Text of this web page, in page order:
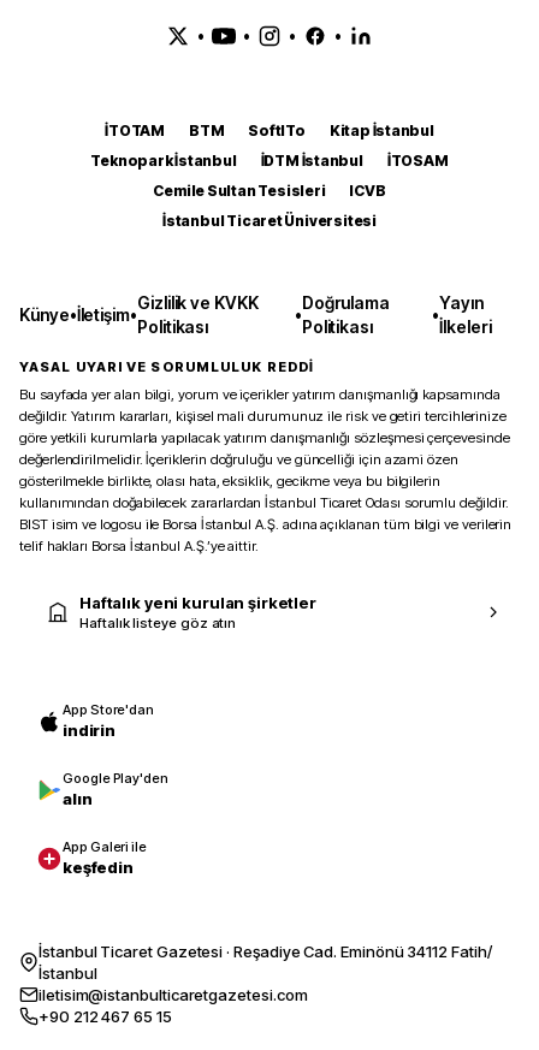
• • • •
İTOTAM BTM SoftITo
Kitap İstanbul
Teknopark İstanbul
İDTM İstanbul
İTOSAM
Cemile Sultan Tesisleri
ICVB
İstanbul Ticaret Üniversitesi
Künye•İletişim•
Gizlilik ve KVKK
Politikası
•
Doğrulama
Politikası
•
Yayın
İlkeleri
YASAL UYARI VE SORUMLULUK REDDİ
Bu sayfada yer alan bilgi, yorum ve içerikler yatırım danışmanlığı kapsamında
değildir. Yatırım kararları, kişisel mali durumunuz ile risk ve getiri tercihlerinize
göre yetkili kurumlarla yapılacak yatırım danışmanlığı sözleşmesi çerçevesinde
değerlendirilmelidir. İçeriklerin doğruluğu ve güncelliği için azami özen
gösterilmekle birlikte, olası hata, eksiklik, gecikme veya bu bilgilerin
kullanımından doğabilecek zararlardan İstanbul Ticaret Odası sorumlu değildir.
BIST isim ve logosu ile Borsa İstanbul A.Ş. adına açıklanan tüm bilgi ve verilerin
telif hakları Borsa İstanbul A.Ş.’ye aittir.
Haftalık yeni kurulan şirketler
Haftalık listeye göz atın
App Store'dan
indirin
Google Play'den
alın
App Galeri ile
keşfedin
İstanbul Ticaret Gazetesi · Reşadiye Cad. Eminönü 34112 Fatih/
İstanbul
iletisim@istanbulticaretgazetesi.com
+90 212 467 65 15